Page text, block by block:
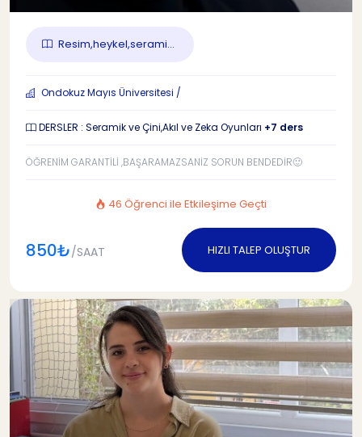
Resim,heykel,serami...
Ondokuz Mayıs Üniversitesi /
DERSLER : Seramik ve Çini,Akıl ve Zeka Oyunları +7 ders
ÖĞRENİM GARANTİLİ ,BAŞARAMAZSANİZ SORUN BENDEDİR🙂
46 Öğrenci ile Etkileşime Geçti
850₺/SAAT HIZLI TALEP OLUŞTUR